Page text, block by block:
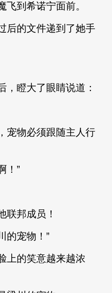
到希诺宁面前。
的文件递到了她手
瞪大了眼睛说道：
物必须跟随主人行
！”
邦成员！
宠物！”
的笑意越来越浓